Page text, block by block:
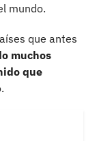
mundo.
que antes
muchos
que